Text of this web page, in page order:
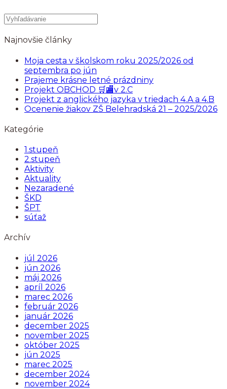
Najnovšie články
Moja cesta v školskom roku 2025/2026 od
septembra po jún
Prajeme krásne letné prázdniny
Projekt OBCHOD 🛒🏬v 2.C
Projekt z anglického jazyka v triedach 4.A a 4.B
Ocenenie žiakov ZŠ Belehradská 21 – 2025/2026
Kategórie
1.stupeň
2.stupeň
Aktivity
Aktuality
Nezaradené
ŠKD
ŠPT
súťaž
Archív
júl 2026
jún 2026
máj 2026
apríl 2026
marec 2026
február 2026
január 2026
december 2025
november 2025
október 2025
jún 2025
marec 2025
december 2024
november 2024